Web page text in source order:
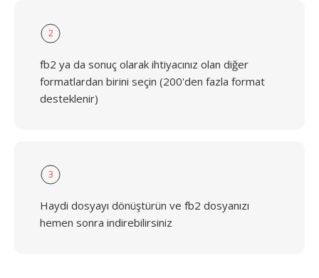
2
fb2 ya da sonuç olarak ihtiyacınız olan diğer
formatlardan birini seçin (200'den fazla format
desteklenir)
3
Haydi dosyayı dönüştürün ve fb2 dosyanızı
hemen sonra indirebilirsiniz